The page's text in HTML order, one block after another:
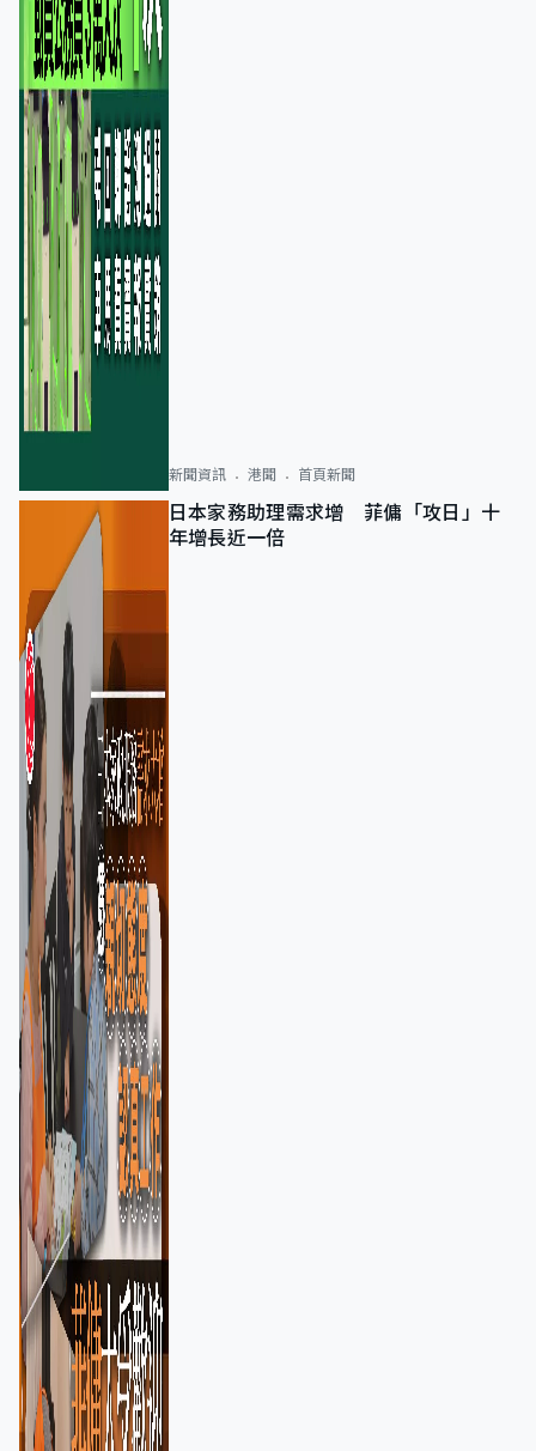
新聞資訊 港聞 首頁新聞
日本家務助理需求增 菲傭「攻日」十
年增長近一倍